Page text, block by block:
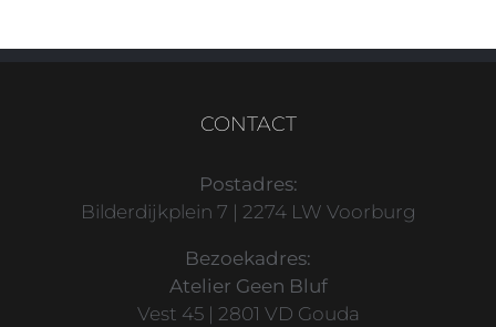
CONTACT
Postadres:
Bilderdijkplein 7 | 2274 LW Voorburg
Bezoekadres:
Atelier Geen Bluf
Vest 45 | 2801 VD Gouda